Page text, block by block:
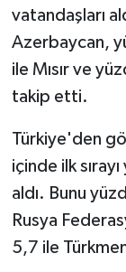
vatandaşları
Azerbaycan,
ile Mısır ve
takip etti.
Türkiye'den
içinde ilk
aldı. Bunu
Rusya
5,7 ile
Karabük
Karaman
Kars